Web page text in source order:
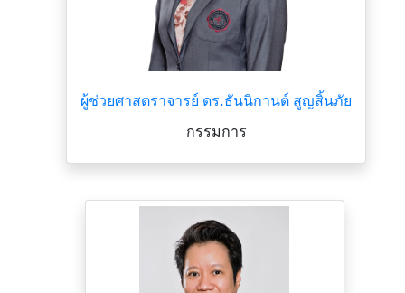
ผู้ช่วยศาสตราจารย์ ดร.ธันนิกานต์ สูญสิ้นภัย
กรรมการ